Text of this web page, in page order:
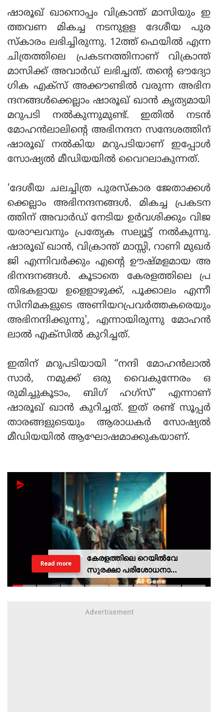
ഷാരൂഖ് ഖാനൊപ്പം വിക്രാന്ത് മാസിയും ഇ
ത്തവണ മികച്ച നടനുളള ദേശീയ പുര
സ്കാരം ലഭിച്ചിരുന്നു. 12ത്ത് ഫെയിൽ എന്ന
ചിത്രത്തിലെ പ്രകടനത്തിനാണ് വിക്രാന്ത്
മാസിക്ക് അവാർഡ് ലഭിച്ചത്. തന്റെ ഔദ്യോ​
ഗിക എക്സ് അക്കൗണ്ടിൽ വരുന്ന അഭിന
ന്ദനങ്ങൾക്കെല്ലാം ഷാരൂഖ് ഖാൻ കൃത്യമായി
മറുപടി നൽകുന്നുമുണ്ട്. ഇതിൽ നടൻ
മോഹൻലാലിന്റെ അഭിനന്ദ​ന സന്ദേശത്തിന്
ഷാരൂഖ് നൽകിയ മറുപടിയാണ് ഇപ്പോൾ
സോഷ്യൽ മീഡിയയിൽ വൈറലാകുന്നത്.
'ദേശീയ ചലച്ചിത്ര പുരസ്കാര ജേതാക്കൾ
ക്കെല്ലാം അഭിനന്ദനങ്ങൾ. മികച്ച പ്രകടന
ത്തിന് അവാർഡ് നേടിയ ഉർവശിക്കും വിജ
യരാഘവനും പ്രത്യേക സല്യൂട്ട് നൽകുന്നു.
ഷാരൂഖ് ഖാൻ, വിക്രാന്ത് മാസ്സി, റാണി മുഖർ
ജി എന്നിവർക്കും എന്റെ ഊഷ്മളമായ അ
ഭിനന്ദനങ്ങൾ. കൂടാതെ കേരളത്തിലെ പ്ര
തിഭകളായ ഉളെളാഴുക്ക്, പൂക്കാലം എന്നീ
സിനിമകളുടെ അണിയറപ്രവർത്തകരെയും
അഭിനന്ദിക്കുന്നു', എന്നായിരുന്നു മോഹൻ
ലാൽ എക്സിൽ കുറിച്ചത്.
ഇതിന് മറുപടിയായി “നന്ദി മോഹൻലാൽ
സാർ, നമുക്ക് ഒരു വൈകുന്നേരം ഒ
രുമിച്ചുകൂടാം, ബി​ഗ് ഹ​ഗ്സ്” എന്നാണ്
ഷാരൂഖ് ഖാൻ കുറിച്ചത്. ഇത് രണ്ട് സൂപ്പർ
താരങ്ങളുടെയും ആരാധകർ സോഷ്യൽ
മീഡിയയിൽ ആഘോഷമാക്കുകയാണ്.
കേരളത്തിലെ റെയില്‍വേ
സുരക്ഷാ പരിശോധനാ
ദൗത്യമായ ഓപ്പറേഷന്‍
Read more